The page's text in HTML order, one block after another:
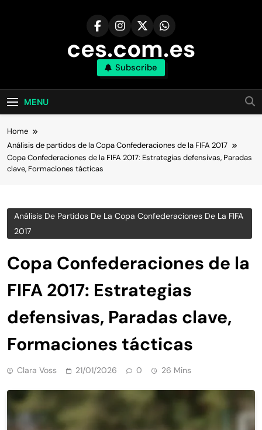
ces.com.es
Subscribe
MENU
Home
Análisis de partidos de la Copa Confederaciones de la FIFA 2017
Copa Confederaciones de la FIFA 2017: Estrategias defensivas, Paradas
clave, Formaciones tácticas
Análisis De Partidos De La Copa Confederaciones De La FIFA
2017
Copa Confederaciones de la
FIFA 2017: Estrategias
defensivas, Paradas clave,
Formaciones tácticas
Clara Voss 21/01/2026 0 26 Mins